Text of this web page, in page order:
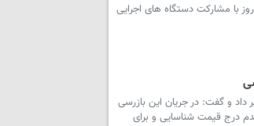
با مشارکت دستگاه های اجرایی
بازرسی در سطح استان خبر داد و گفت: در جریان این بازرسی
درج قیمت شناسایی و برای